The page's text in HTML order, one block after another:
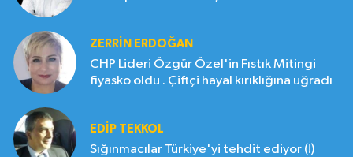
ZERRIN ERDOĞAN
CHP Lideri Özgür Özel'in Fıstık Mitingi
fiyasko oldu . Çiftçi hayal kırıklığına uğradı
EDIP TEKKOL
Sığınmacılar Türkiye'yi tehdit ediyor (!)